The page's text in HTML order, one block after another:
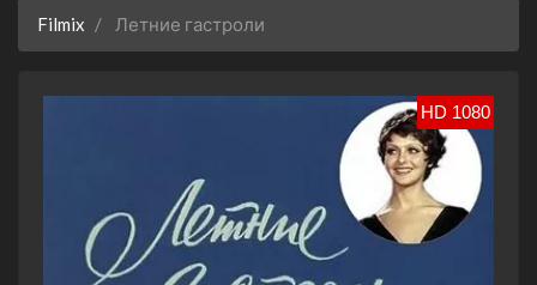
Filmix Летние гастроли
HD 1080